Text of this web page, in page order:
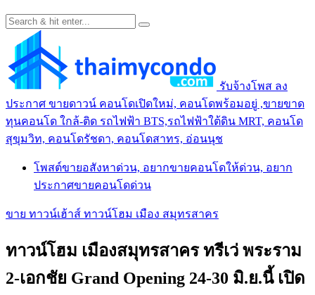
รับจ้างโพส ลง
ประกาศ ขายดาวน์ คอนโดเปิดใหม่, คอนโดพร้อมอยู่ ,ขายขาด
ทุนคอนโด ใกล้-ติด รถไฟฟ้า BTS,รถไฟฟ้าใต้ดิน MRT, คอนโด
สุขุมวิท, คอนโดรัชดา, คอนโดสาทร, อ่อนนุช
โพสต์ขายอสังหาด่วน, อยากขายคอนโดให้ด่วน, อยาก
ประกาศขายคอนโดด่วน
ขาย ทาวน์เฮ้าส์ ทาวน์โฮม เมือง สมุทรสาคร
ทาวน์โฮม เมืองสมุทรสาคร ทรีเว่ พระราม
2-เอกชัย Grand Opening 24-30 มิ.ย.นี้ เปิด